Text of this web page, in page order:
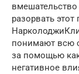
разорвать
понимают всю
за помощью
негативное